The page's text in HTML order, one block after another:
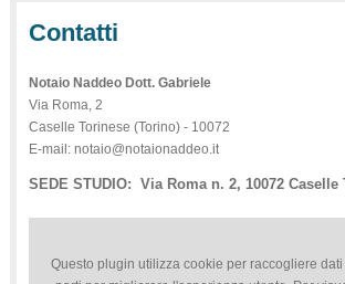
Contatti
Notaio Naddeo Dott. Gabriele
Via Roma, 2
Caselle Torinese (Torino) - 10072
E-mail: notaio@notaionaddeo.it
SEDE STUDIO: Via Roma n. 2, 10072 Caselle
Questo plugin utilizza cookie per raccogliere